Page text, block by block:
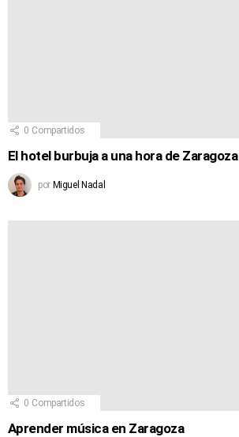
0 Compartidos
El hotel burbuja a una hora de Zaragoza
por Miguel Nadal
0 Compartidos
Aprender música en Zaragoza